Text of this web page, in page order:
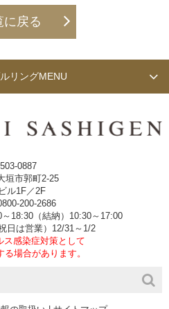
に戻る
リングMENU
0887
垣市郭町2-25
ル1F／2F
200-2686
18:30（結納）10:30～17:00
日は営業）12/31～1/2
感染症対策として
場合があります。